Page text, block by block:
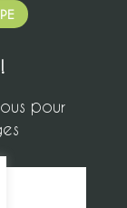
pour